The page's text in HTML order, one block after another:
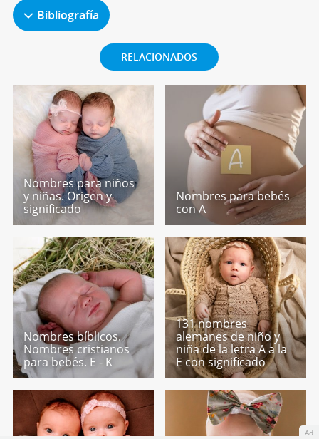
Bibliografía
RELACIONADOS
Nombres para niños
y niñas. Origen y
significado
Nombres para bebés
con A
Nombres bíblicos.
Nombres cristianos
para bebés. E - K
131 nombres
alemanes de niño y
niña de la letra A a la
E con significado
Ad